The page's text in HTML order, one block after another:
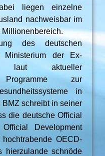
liegen einzelne
nachweisbar im
des deutschen
Ministerium der Ex-
laut aktueller
Programme zur
in
schreibt in seiner
die deutsche Official
Development
OECD-
hierzulande schnöde